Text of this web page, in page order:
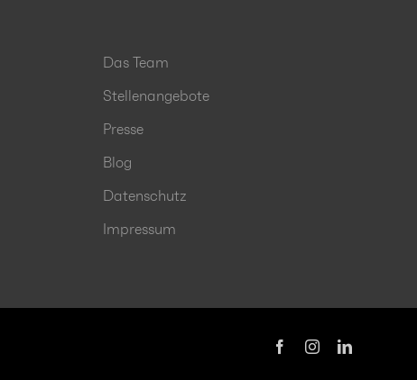
Das Team
Stellenangebote
Presse
Blog
Datenschutz
Impressum
FacebookInstagramLinkedIn